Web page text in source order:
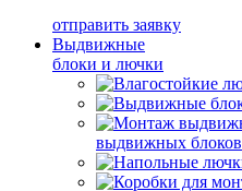
отправить заявку
Выдвижные
блоки и лючки
выдвижных блоков